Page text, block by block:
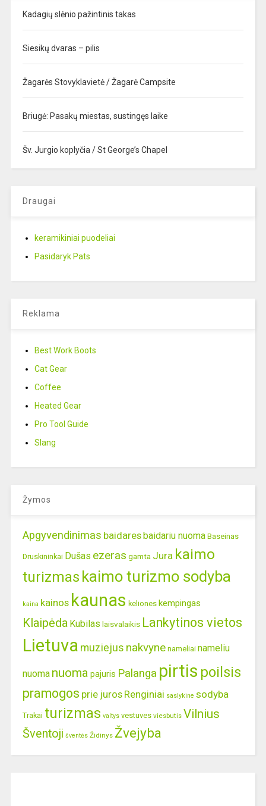
Kadagių slėnio pažintinis takas
Siesikų dvaras – pilis
Žagarės Stovyklavietė / Žagarė Campsite
Briugė: Pasakų miestas, sustingęs laike
Šv. Jurgio koplyčia / St George’s Chapel
Draugai
keramikiniai puodeliai
Pasidaryk Pats
Reklama
Best Work Boots
Cat Gear
Coffee
Heated Gear
Pro Tool Guide
Slang
Žymos
Apgyvendinimas baidaresbaidariu nuoma Baseinas
Druskininkai Dušas ezeras gamta Jura kaimo
turizmas kaimo turizmo sodyba
kaina kainos kaunas keliones kempingas
Klaipėda Kubilas laisvalaikis Lankytinos vietos
Lietuva muziejus nakvyne nameliai nameliu
nuoma nuoma pajuris Palanga pirtis poilsis
pramogos prie juros Renginiai saslykine sodyba
Trakai turizmas valtys vestuves viesbutis Vilnius
Šventoji šventės Židinys Žvejyba